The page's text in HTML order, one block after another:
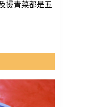
燙青菜都是五